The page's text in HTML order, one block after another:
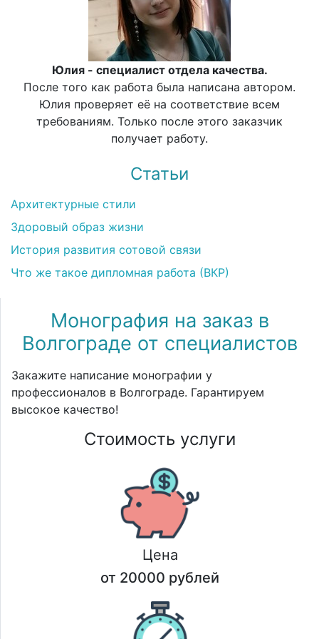
Юлия - специалист отдела качества.
После того как работа была написана автором.
Юлия проверяет её на соответствие всем
требованиям. Только после этого заказчик
получает работу.
Статьи
Архитектурные стили
Здоровый образ жизни
История развития сотовой связи
Что же такое дипломная работа (ВКР)
Монография на заказ в
Волгограде от специалистов
Закажите написание монографии у
профессионалов в Волгограде. Гарантируем
высокое качество!
Стоимость услуги
Цена
от 20000 рублей